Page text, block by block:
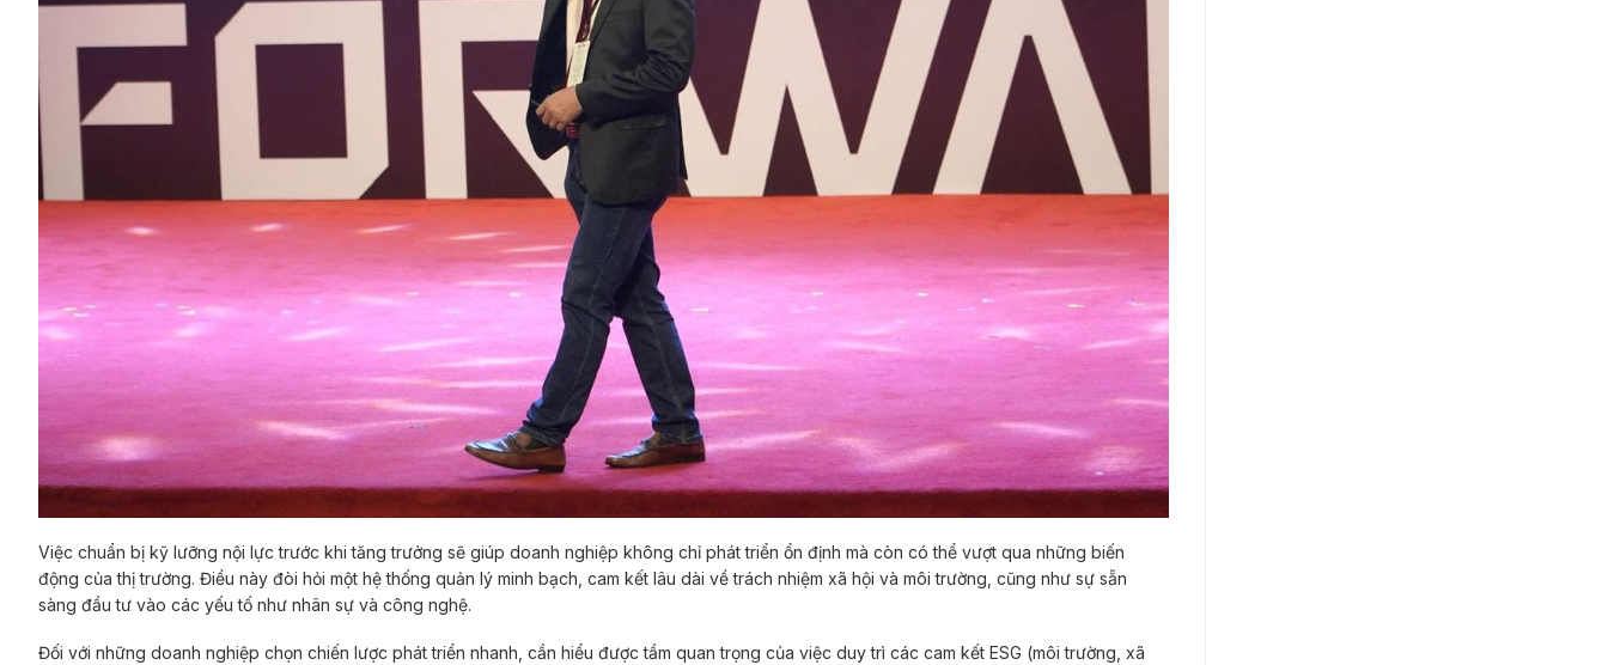
Việc chuẩn bị kỹ lưỡng nội lực trước khi tăng trưởng sẽ giúp doanh nghiệp không chỉ phát triển ổn định mà còn có thể vượt qua những biến
động của thị trường. Điều này đòi hỏi một hệ thống quản lý minh bạch, cam kết lâu dài về trách nhiệm xã hội và môi trường, cũng như sự sẵn
sàng đầu tư vào các yếu tố như nhân sự và công nghệ.
Đối với những doanh nghiệp chọn chiến lược phát triển nhanh, cần hiểu được tầm quan trọng của việc duy trì các cam kết ESG (môi trường, xã